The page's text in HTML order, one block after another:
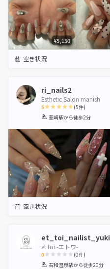
¥5,150
空き状況
ri_nails2
Esthetic Salon manish
5
1 2 3 4 5
(5件)
韮崎駅から徒歩2分
空き状況
et_toi_nailist_yuki
et toi -エトワ-
0
1 2 3 4 5
(0件)
石和温泉駅から徒歩20分